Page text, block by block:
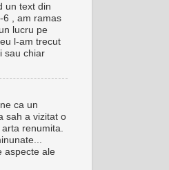
un text din
6 , am ramas
lucru pe
l-am trecut
sau chiar
ca un
sah a vizitat o
renumita.
aspecte ale